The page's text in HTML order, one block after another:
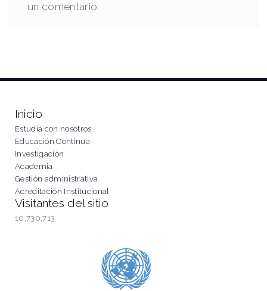
un comentario.
Inicio
Estudia con nosotros
Educación Continua
Investigación
Academia
Gestión administrativa
Acreditación Institucional
Visitantes del sitio
10,730,713